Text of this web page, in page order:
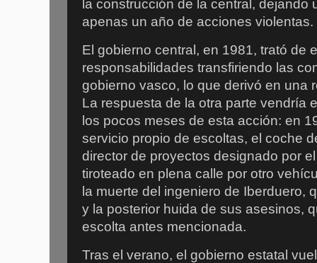
la construcción de la central, dejando
apenas un año de acciones violentas.
El gobierno central, en 1981, trató de
responsabilidades transfiriendo las
gobierno vasco, lo que derivó en una
La respuesta de la otra parte vendría
los pocos meses de esta acción: en
servicio propio de escoltas, el coche
director de proyectos designado por
tiroteado en plena calle por otro
la muerte del ingeniero de Iberduero,
y la posterior huida de sus asesinos,
escolta antes mencionada.
Tras el verano, el gobierno estatal